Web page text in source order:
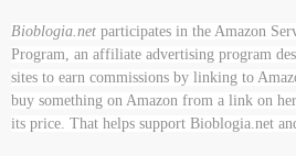
Bioblogia.net participates in the Amazon
Program, an affiliate advertising program
sites to earn commissions by linking to
buy something on Amazon from a link on
its price. That helps support Bioblogia.net